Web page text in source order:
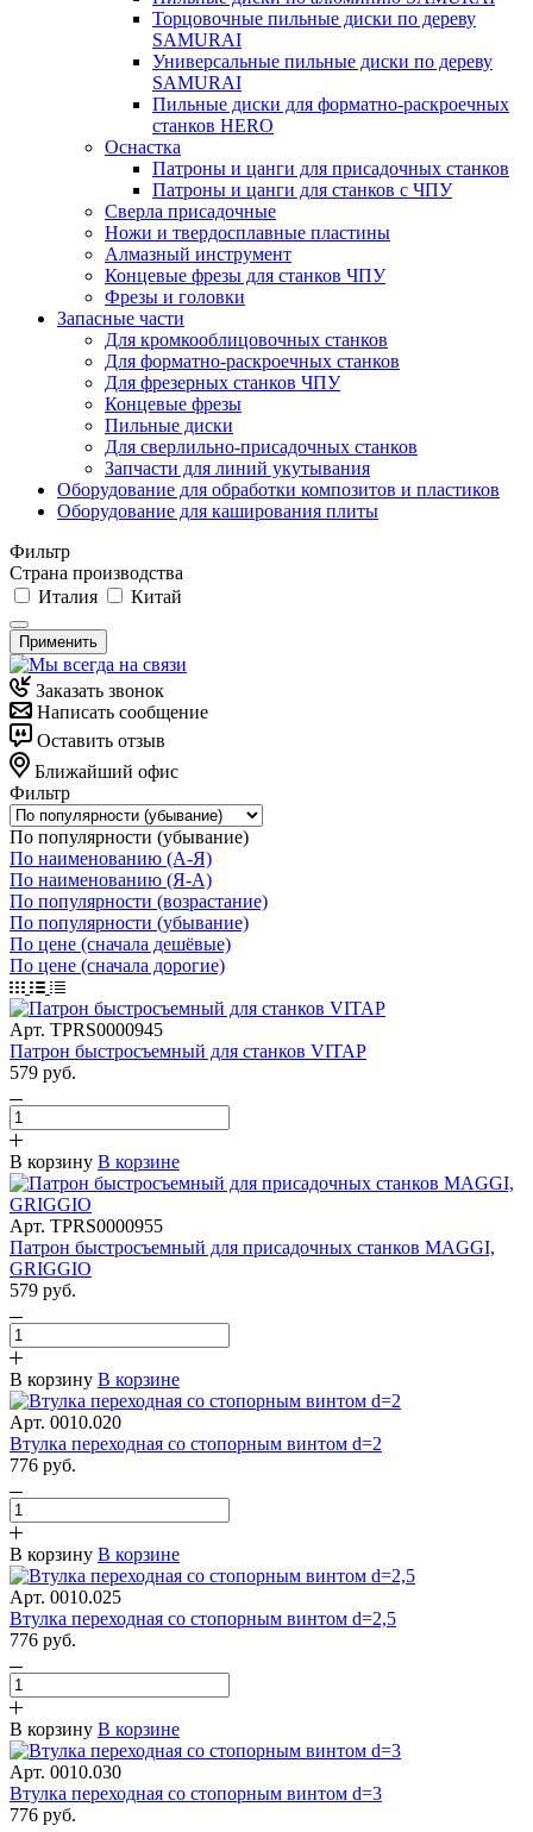
Торцовочные пильные диски по дереву
SAMURAI
Универсальные пильные диски по дереву
SAMURAI
Пильные диски для форматно-раскроечных
станков HERO
Оснастка
Патроны и цанги для присадочных станков
Патроны и цанги для станков с ЧПУ
Сверла присадочные
Ножи и твердосплавные пластины
Алмазный инструмент
Концевые фрезы для станков ЧПУ
Фрезы и головки
Запасные части
Для кромкооблицовочных станков
Для форматно-раскроечных станков
Для фрезерных станков ЧПУ
Концевые фрезы
Пильные диски
Для сверлильно-присадочных станков
Запчасти для линий укутывания
Оборудование для обработки композитов и пластиков
Оборудование для каширования плиты
Фильтр
Страна производства
Италия
Китай
Применить
Заказать звонок
Написать сообщение
Оставить отзыв
Ближайший офис
Фильтр
По популярности (убывание)
По наименованию (А-Я)
По наименованию (Я-А)
По популярности (возрастание)
По популярности (убывание)
По цене (сначала дешёвые)
По цене (сначала дорогие)
Арт. TPRS0000945
Патрон быстросъемный для станков VITAP
579 руб.
В корзину В корзине
Арт. TPRS0000955
Патрон быстросъемный для присадочных станков MAGGI,
GRIGGIO
579 руб.
В корзину В корзине
Арт. 0010.020
Втулка переходная со стопорным винтом d=2
776 руб.
В корзину В корзине
Арт. 0010.025
Втулка переходная со стопорным винтом d=2,5
776 руб.
В корзину В корзине
Арт. 0010.030
Втулка переходная со стопорным винтом d=3
776 руб.